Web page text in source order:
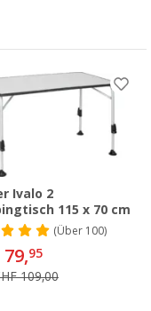
Ivalo 2
115 x 70 cm
(Über100)
79,95
109,00